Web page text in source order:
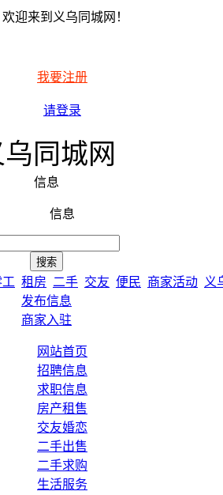
迎来到义乌同城网！
我要注册
请登录
同城网
信息
信息
租房 二手 交友 便民 商家活动 义
发布信息
商家入驻
网站首页
招聘信息
求职信息
房产租售
交友婚恋
二手出售
二手求购
生活服务